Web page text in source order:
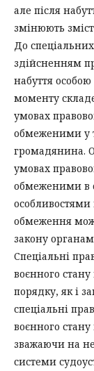
але після
змінюють
До спеціальних
здійсненням
набуття особою
моменту
умовах
обмеженими у
громадянина.
умовах
обмеженими в
особливостями
обмеження
закону
Спеціальні
воєнного
порядку, як і
спеціальні
воєнного
зважаючи на
системи